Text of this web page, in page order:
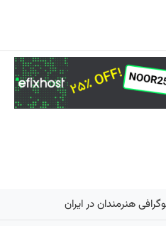
هنرمندان در ایران